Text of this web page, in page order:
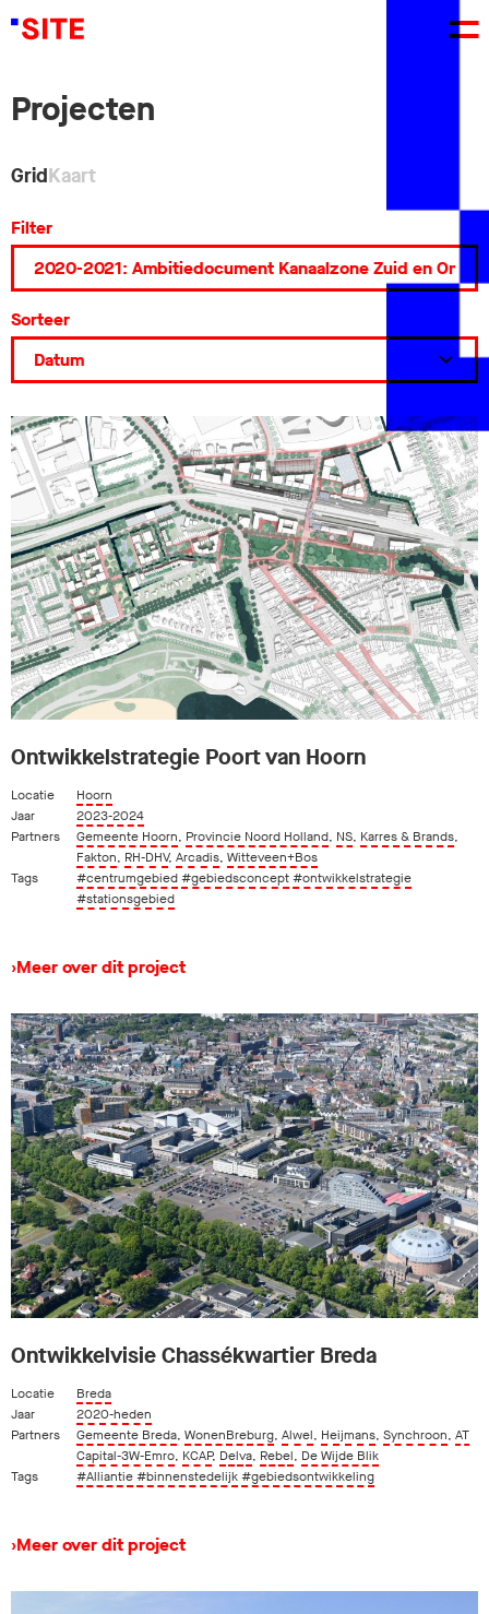
Projecten
GridKaart
Filter
Sorteer
Ontwikkelstrategie Poort van Hoorn
Locatie
Hoorn
Jaar
2023-2024
Partners
Gemeente Hoorn, Provincie Noord Holland, NS, Karres & Brands,
Fakton, RH-DHV, Arcadis, Witteveen+Bos
Tags
#centrumgebied#gebiedsconcept#ontwikkelstrategie
#stationsgebied
›Meer over dit project
Ontwikkelvisie Chassékwartier Breda
Locatie
Breda
Jaar
2020-heden
Partners
Gemeente Breda, WonenBreburg, Alwel, Heijmans, Synchroon, AT
Capital-3W-Emro, KCAP, Delva, Rebel, De Wijde Blik
Tags
#Alliantie#binnenstedelijk#gebiedsontwikkeling
›Meer over dit project